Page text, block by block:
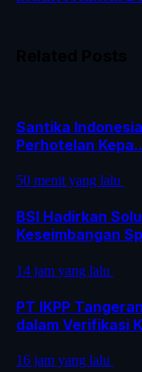
Santika
Perhotelan
50 menit yang lalu
BSI Hadirkan
Keseimbangan
14 jam yang lalu
PT IKPP
dalam Verifikasi
16 jam yang lalu